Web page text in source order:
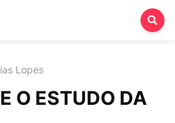
Lopes
O ESTUDO DA